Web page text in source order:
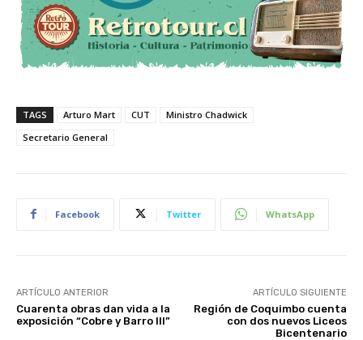
TAGS Arturo Mart CUT
Ministro Chadwick
Secretario General
Facebook Twitter WhatsApp
ARTÍCULO ANTERIOR
Cuarenta obras dan vida a la
exposición “Cobre y Barro III”
ARTÍCULO SIGUIENTE
Región de Coquimbo cuenta
con dos nuevos Liceos
Bicentenario